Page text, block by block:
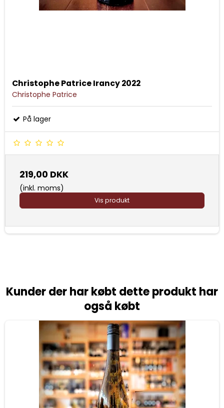
Christophe Patrice Irancy 2022
Christophe Patrice
På lager
219,00 DKK
(inkl. moms)
Vis produkt
Kunder der har købt dette produkt har
også købt